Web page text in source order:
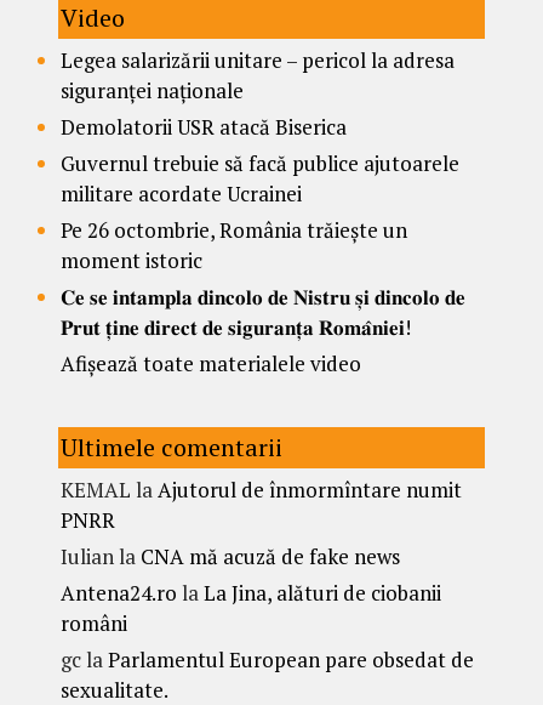
Video
Legea salarizării unitare – pericol la adresa
siguranței naționale
Demolatorii USR atacă Biserica
Guvernul trebuie să facă publice ajutoarele
militare acordate Ucrainei
Pe 26 octombrie, România trăiește un
moment istoric
𝐂𝐞 𝐬𝐞 𝐢𝐧𝐭𝐚𝐦𝐩𝐥𝐚 𝐝𝐢𝐧𝐜𝐨𝐥𝐨 𝐝𝐞 𝐍𝐢𝐬𝐭𝐫𝐮 𝐬̦𝐢 𝐝𝐢𝐧𝐜𝐨𝐥𝐨 𝐝𝐞
𝐏𝐫𝐮𝐭 𝐭̦𝐢𝐧𝐞 𝐝𝐢𝐫𝐞𝐜𝐭 𝐝𝐞 𝐬𝐢𝐠𝐮𝐫𝐚𝐧𝐭̦𝐚 𝐑𝐨𝐦𝐚̂𝐧𝐢𝐞𝐢!
Afișează toate materialele video
Ultimele comentarii
KEMAL laAjutorul de înmormîntare numit
PNRR
Iulianla CNA mă acuză de fake news
Antena24.ro laLa Jina, alături de ciobanii
români
gclaParlamentul European pare obsedat de
sexualitate.